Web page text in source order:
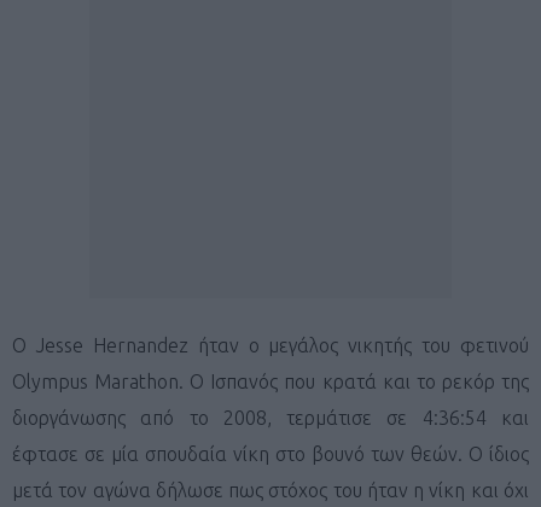
Ο Jesse Hernandez ήταν ο μεγάλος νικητής του φετινού
Olympus Marathon. Ο Ισπανός που κρατά και το ρεκόρ της
διοργάνωσης από το 2008, τερμάτισε σε 4:36:54 και
έφτασε σε μία σπουδαία νίκη στο βουνό των θεών. Ο ίδιος
μετά τον αγώνα δήλωσε πως στόχος του ήταν η νίκη και όχι